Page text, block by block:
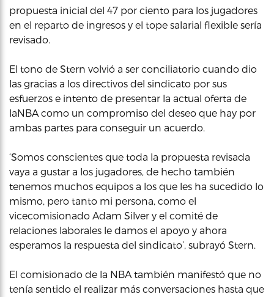
propuesta inicial del 47 por ciento para los jugadores
en el reparto de ingresos y el tope salarial flexible sería
revisado.
El tono de Stern volvió a ser conciliatorio cuando dio
las gracias a los directivos del sindicato por sus
esfuerzos e intento de presentar la actual oferta de
laNBA como un compromiso del deseo que hay por
ambas partes para conseguir un acuerdo.
‘Somos conscientes que toda la propuesta revisada
vaya a gustar a los jugadores, de hecho también
tenemos muchos equipos a los que les ha sucedido lo
mismo, pero tanto mi persona, como el
vicecomisionado Adam Silver y el comité de
relaciones laborales le damos el apoyo y ahora
esperamos la respuesta del sindicato’, subrayó Stern.
El comisionado de la NBA también manifestó que no
tenía sentido el realizar más conversaciones hasta que